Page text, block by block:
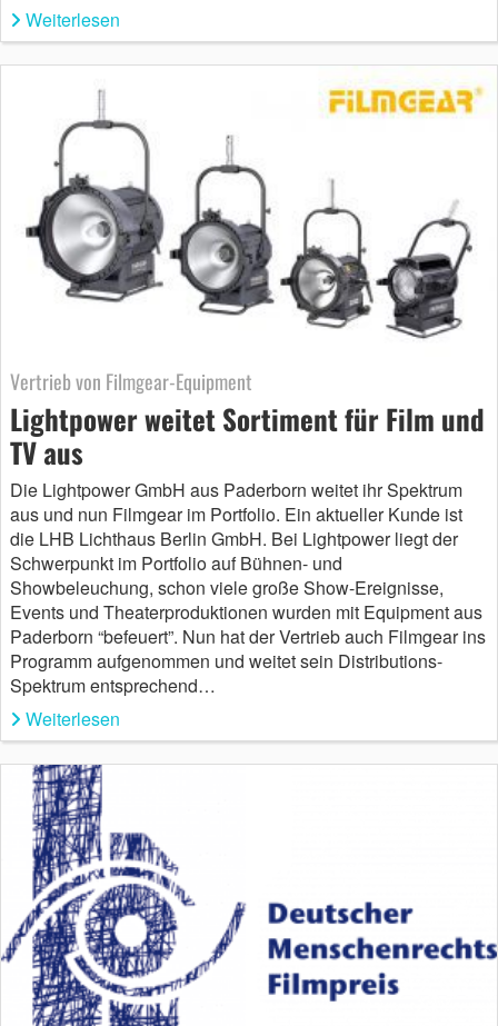
Weiterlesen
Vertrieb von Filmgear-Equipment
Lightpower weitet Sortiment für Film und
TV aus
Die Lightpower GmbH aus Paderborn weitet ihr Spektrum
aus und nun Filmgear im Portfolio. Ein aktueller Kunde ist
die LHB Lichthaus Berlin GmbH. Bei Lightpower liegt der
Schwerpunkt im Portfolio auf Bühnen- und
Showbeleuchung, schon viele große Show-Ereignisse,
Events und Theaterproduktionen wurden mit Equipment aus
Paderborn “befeuert”. Nun hat der Vertrieb auch Filmgear ins
Programm aufgenommen und weitet sein Distributions-
Spektrum entsprechend…
Weiterlesen